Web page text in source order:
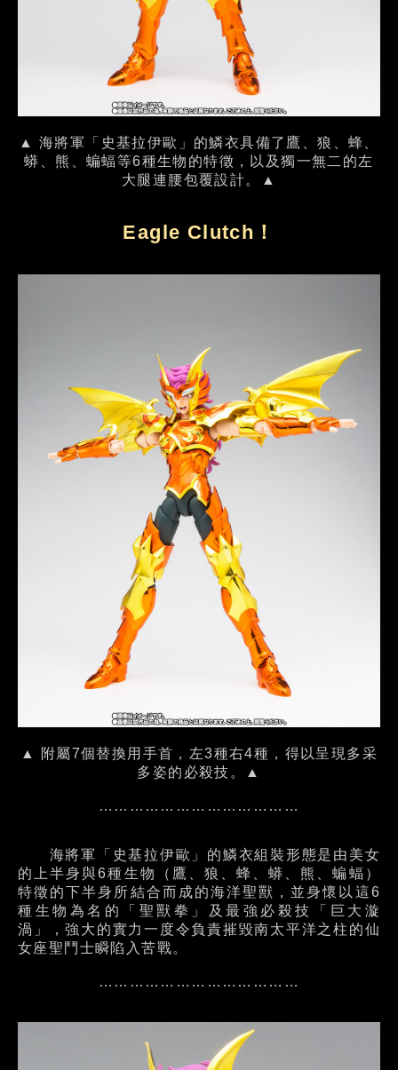
▲ 海將軍「史基拉伊歐」的鱗衣具備了鷹、狼、蜂、
蟒、熊、蝙蝠等6種生物的特徵，以及獨一無二的左
大腿連腰包覆設計。▲
Eagle Clutch！
▲ 附屬7個替換用手首，左3種右4種，得以呈現多采
多姿的必殺技。▲
…………………………………
海將軍「史基拉伊歐」的鱗衣組裝形態是由美女
的上半身與6種生物（鷹、狼、蜂、蟒、熊、蝙蝠）
特徵的下半身所結合而成的海洋聖獸，並身懷以這6
種生物為名的「聖獸拳」及最強必殺技「巨大漩
渦」，強大的實力一度令負責摧毀南太平洋之柱的仙
女座聖鬥士瞬陷入苦戰。
…………………………………